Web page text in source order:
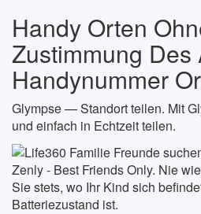
Handy Orten
Zustimmung Des
Handynummer
Glympse — Standort teilen. Mit
und einfach in Echtzeit teilen.
Zenly - Best Friends Only. Nie
Sie stets, wo Ihr Kind sich
Batteriezustand ist.